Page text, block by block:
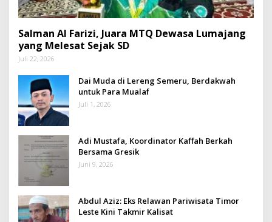
Salman Al Farizi, Juara MTQ Dewasa Lumajang
yang Melesat Sejak SD
Juli 22, 2026
Dai Muda di Lereng Semeru, Berdakwah
untuk Para Mualaf
Juli 1, 2026
Adi Mustafa, Koordinator Kaffah Berkah
Bersama Gresik
Juni 9, 2026
Abdul Aziz: Eks Relawan Pariwisata Timor
Leste Kini Takmir Kalisat